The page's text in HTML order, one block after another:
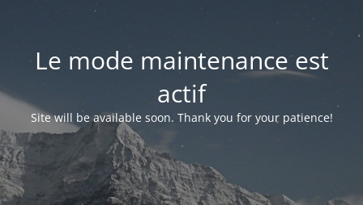
Le mode maintenance est
actif
Site will be available soon. Thank you for your patience!